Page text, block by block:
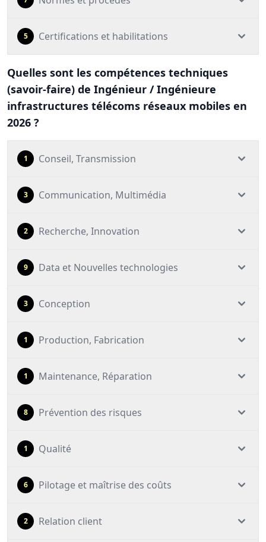
5 Certifications et habilitations
Quelles sont les compétences techniques
(savoir-faire) de Ingénieur / Ingénieure
infrastructures télécoms réseaux mobiles en
2026 ?
1 Conseil, Transmission
3 Communication, Multimédia
2 Recherche, Innovation
9 Data et Nouvelles technologies
3 Conception
1 Production, Fabrication
1 Maintenance, Réparation
8 Prévention des risques
1 Qualité
6 Pilotage et maîtrise des coûts
2 Relation client